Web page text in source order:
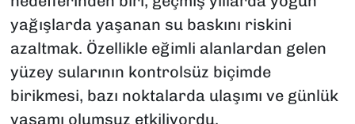
yağışlarda yaşanan su baskını riskini
azaltmak. Özellikle eğimli alanlardan gelen
yüzey sularının kontrolsüz biçimde
birikmesi, bazı noktalarda ulaşımı ve günlük
yaşamı olumsuz etkiliyordu.